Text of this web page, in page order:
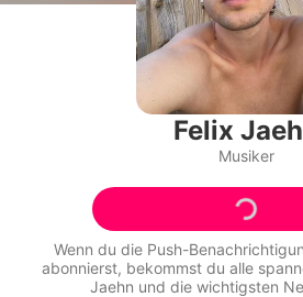
Familie &
Promiflash
Alle Themen auf
Jobs
App
Team
Felix
Musiker
Wenn du die Push-
abonnierst, bekommst du alle
Jaehn und die wichtigsten